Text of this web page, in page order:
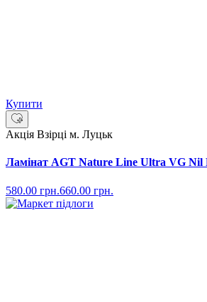
Купити
Акція Взірці м. Луцьк
Ламінат AGT Nature Line Ultra VG Nil
580.00 грн.660.00 грн.